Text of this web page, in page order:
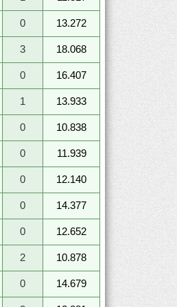
0 13.272
3 18.068
0 16.407
1 13.933
0 10.838
0 11.939
0 12.140
0 14.377
0 12.652
2 10.878
0 14.679